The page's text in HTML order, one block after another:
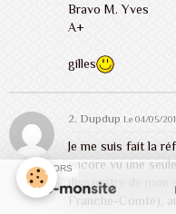
Bravo M. Yves
A+
gilles
2.Dupdup Le 04/05/
Je me suis fait la
encore vu une
disparaître de mon
Franche-Comté),
SPONSORS